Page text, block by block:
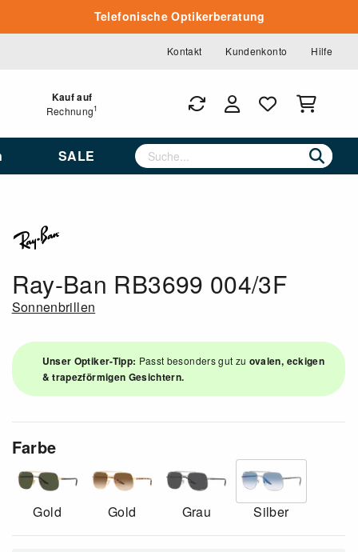
Telefonische Optikerberatung
Kontakt Kundenkonto Hilfe
Kauf auf
Rechnung1
SALE
Ray-Ban RB3699 004/3F
Sonnenbrillen
Unser Optiker-Tipp: Passt besonders gut zu ovalen, eckigen
& trapezförmigen Gesichtern.
Farbe
Gold Gold Grau Silber